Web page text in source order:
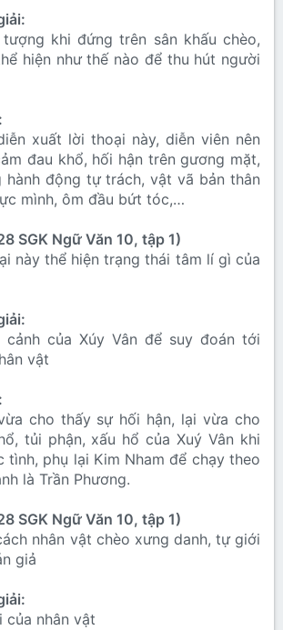
khi đứng trên sân khấu chèo,
hiện như thế nào để thu hút người
xuất lời thoại này, diễn viên nên
đau khổ, hối hận trên gương mặt,
hành động tự trách, vật vã bản thân
mình, ôm đầu bứt tóc,…
SGK Ngữ Văn 10, tập 1)
này thể hiện trạng thái tâm lí gì của
cảnh của Xúy Vân để suy đoán tới
vật
cho thấy sự hối hận, lại vừa cho
tủi phận, xấu hổ của Xuý Vân khi
tình, phụ lại Kim Nham để chạy theo
là Trần Phương.
SGK Ngữ Văn 10, tập 1)
nhân vật chèo xưng danh, tự giới
giả
nhân vật